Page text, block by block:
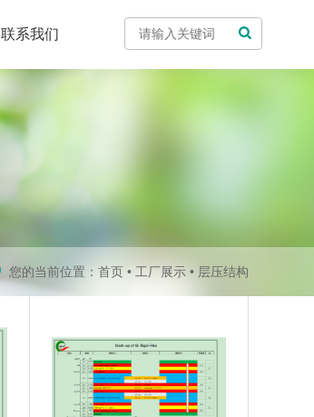
联系我们
您的当前位置： 首页 • 工厂展示 • 层压结构